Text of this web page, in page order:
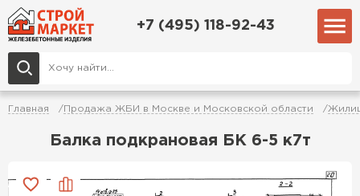
+7 (495) 118-92-43
Главная Продажа ЖБИ в Москве и Московской области
Балка подкрановая БК 6-5 к7т